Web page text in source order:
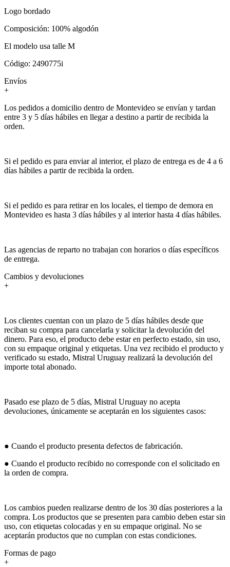
Logo bordado
Composición: 100% algodón
El modelo usa talle M
Código: 2490775i
Envíos
+
Los pedidos a domicilio dentro de Montevideo se envían y tardan
entre 3 y 5 días hábiles en llegar a destino a partir de recibida la
orden.
Si el pedido es para enviar al interior, el plazo de entrega es de 4 a 6
días hábiles a partir de recibida la orden.
Si el pedido es para retirar en los locales, el tiempo de demora en
Montevideo es hasta 3 días hábiles y al interior hasta 4 días hábiles.
Las agencias de reparto no trabajan con horarios o días específicos
de entrega.
Cambios y devoluciones
+
Los clientes cuentan con un plazo de 5 días hábiles desde que
reciban su compra para cancelarla y solicitar la devolución del
dinero. Para eso, el producto debe estar en perfecto estado, sin uso,
con su empaque original y etiquetas. Una vez recibido el producto y
verificado su estado, Mistral Uruguay realizará la devolución del
importe total abonado.
Pasado ese plazo de 5 días, Mistral Uruguay no acepta
devoluciones, únicamente se aceptarán en los siguientes casos:
● Cuando el producto presenta defectos de fabricación.
● Cuando el producto recibido no corresponde con el solicitado en
la orden de compra.
Los cambios pueden realizarse dentro de los 30 días posteriores a la
compra. Los productos que se presenten para cambio deben estar sin
uso, con etiquetas colocadas y en su empaque original. No se
aceptarán productos que no cumplan con estas condiciones.
Formas de pago
+